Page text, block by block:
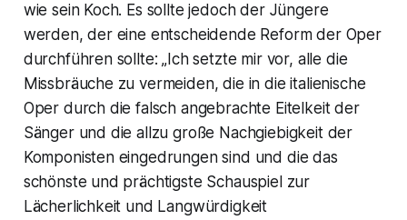
wie sein Koch. Es sollte jedoch der Jüngere
werden, der eine entscheidende Reform der Oper
durchführen sollte:„Ich setzte mir vor, alle die
Missbräuche zu vermeiden, die in die italienische
Oper durch die falsch angebrachte Eitelkeit der
Sänger und die allzu große Nachgiebigkeit der
Komponisten eingedrungen sind und die das
schönste und prächtigste Schauspiel zur
Lächerlichkeit und Langwürdigkeit